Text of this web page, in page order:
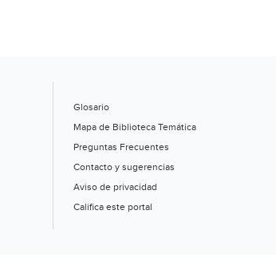
Imparcial)
Glosario
Mapa de Biblioteca Temática
Preguntas Frecuentes
Contacto y sugerencias
Aviso de privacidad
Califica este portal